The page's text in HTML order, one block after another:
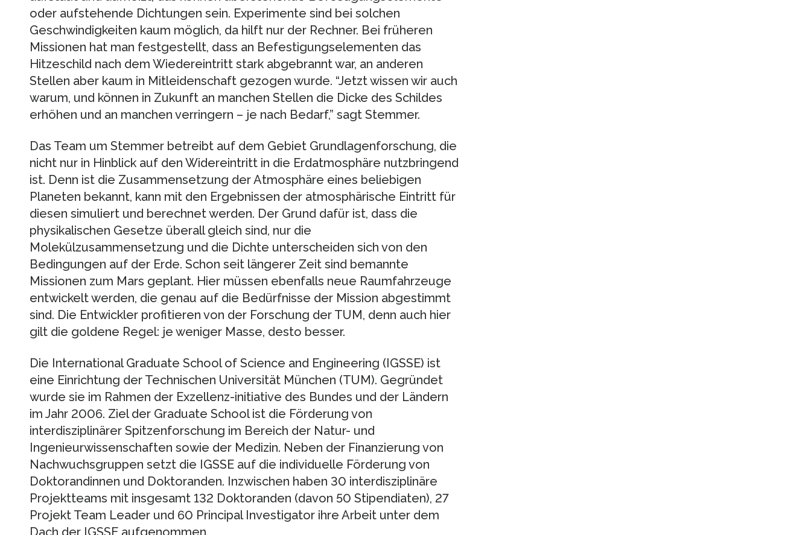
oder aufstehende Dichtungen sein. Experimente sind bei solchen
Geschwindigkeiten kaum möglich, da hilft nur der Rechner. Bei früheren
Missionen hat man festgestellt, dass an Befestigungselementen das
Hitzeschild nach dem Wiedereintritt stark abgebrannt war, an anderen
Stellen aber kaum in Mitleidenschaft gezogen wurde. “Jetzt wissen wir auch
warum, und können in Zukunft an manchen Stellen die Dicke des Schildes
erhöhen und an manchen verringern – je nach Bedarf,” sagt Stemmer.
Das Team um Stemmer betreibt auf dem Gebiet Grundlagenforschung, die
nicht nur in Hinblick auf den Widereintritt in die Erdatmosphäre nutzbringend
ist. Denn ist die Zusammensetzung der Atmosphäre eines beliebigen
Planeten bekannt, kann mit den Ergebnissen der atmosphärische Eintritt für
diesen simuliert und berechnet werden. Der Grund dafür ist, dass die
physikalischen Gesetze überall gleich sind, nur die
Molekülzusammensetzung und die Dichte unterscheiden sich von den
Bedingungen auf der Erde. Schon seit längerer Zeit sind bemannte
Missionen zum Mars geplant. Hier müssen ebenfalls neue Raumfahrzeuge
entwickelt werden, die genau auf die Bedürfnisse der Mission abgestimmt
sind. Die Entwickler profitieren von der Forschung der TUM, denn auch hier
gilt die goldene Regel: je weniger Masse, desto besser.
Die International Graduate School of Science and Engineering (IGSSE) ist
eine Einrichtung der Technischen Universität München (TUM). Gegründet
wurde sie im Rahmen der Exzellenz-initiative des Bundes und der Ländern
im Jahr 2006. Ziel der Graduate School ist die Förderung von
interdisziplinärer Spitzenforschung im Bereich der Natur- und
Ingenieurwissenschaften sowie der Medizin. Neben der Finanzierung von
Nachwuchsgruppen setzt die IGSSE auf die individuelle Förderung von
Doktorandinnen und Doktoranden. Inzwischen haben 30 interdisziplinäre
Projektteams mit insgesamt 132 Doktoranden (davon 50 Stipendiaten), 27
Projekt Team Leader und 60 Principal Investigator ihre Arbeit unter dem